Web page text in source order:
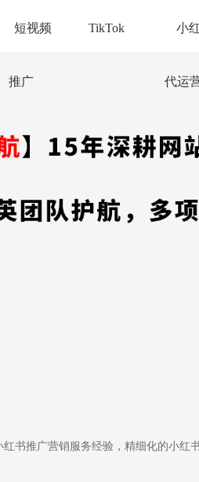
短视频
推广
TikTok 小
代运
书推广营销服务经验，精细化的小红